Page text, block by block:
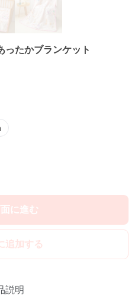
ったかブランケット
面に進む
追加する
説明